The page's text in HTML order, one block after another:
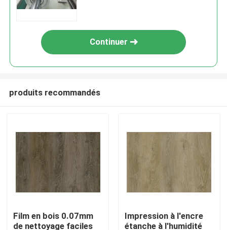
Continuer
produits recommandés
Film en bois 0.07mm
de nettoyage faciles
Impression à l'encre
étanche à l'humidité